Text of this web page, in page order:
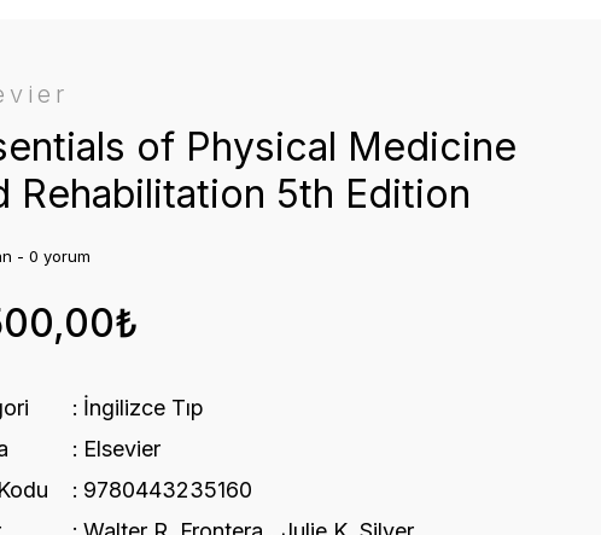
of Physical Medicine
Rehabilitation 5th Edition
- 0 yorum
İngilizce Tıp
Elsevier
9780443235160